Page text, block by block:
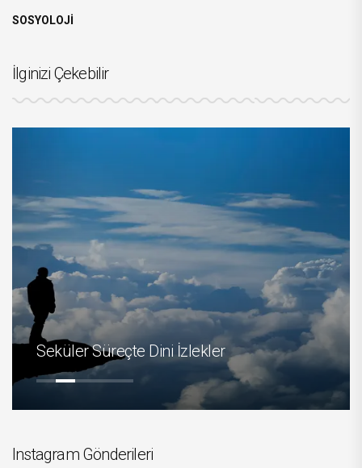
SOSYOLOJİ
İlginizi Çekebilir
Seküler Süreçte Dini İzlekler
Instagram Gönderileri